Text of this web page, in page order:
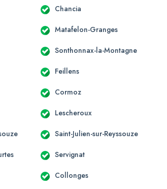
Chancia
Matafelon-Granges
Sonthonnax-la-Montagne
Feillens
Cormoz
Lescheroux
Saint-Julien-sur-Reyssouze
Servignat
Collonges